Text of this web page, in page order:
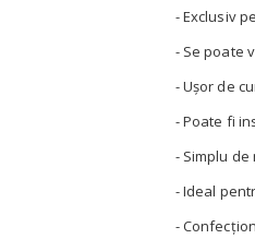
- Exclusiv
- Se poate
- Ușor de
- Poate fi
- Simplu
- Ideal
-